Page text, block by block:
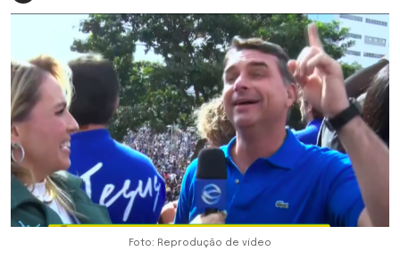
Foto: Reprodução de vídeo